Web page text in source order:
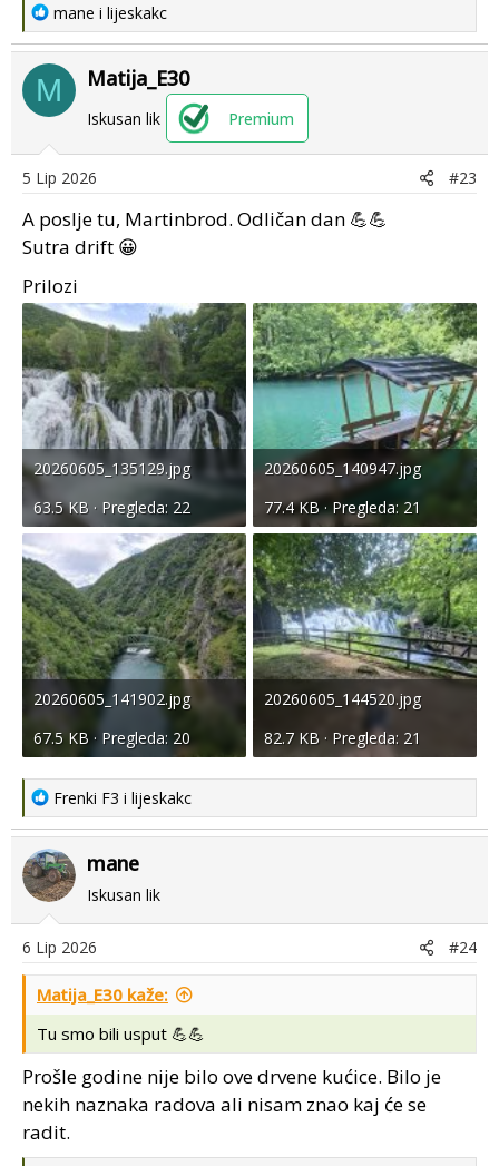
R
e
a
c
t
o
n
s
:
mane i lijeskakc
M Matija_E30
Iskusan lik Premium
5 Lip 2026 #23
A poslje tu, Martinbrod. Odličan dan 💪💪
Sutra drift 😀
Prilozi
20260605_135129.jpg
63.5 KB · Pregleda: 22
20260605_140947.jpg
77.4 KB · Pregleda: 21
20260605_141902.jpg
67.5 KB · Pregleda: 20
20260605_144520.jpg
82.7 KB · Pregleda: 21
R
e
a
c
t
n
:
Frenki F3 i lijeskakc
mane
Iskusan lik
6 Lip 2026 #24
Matija_E30 kaže:
Tu smo bili usput 💪💪
Prošle godine nije bilo ove drvene kućice. Bilo je
nekih naznaka radova ali nisam znao kaj će se
radit.